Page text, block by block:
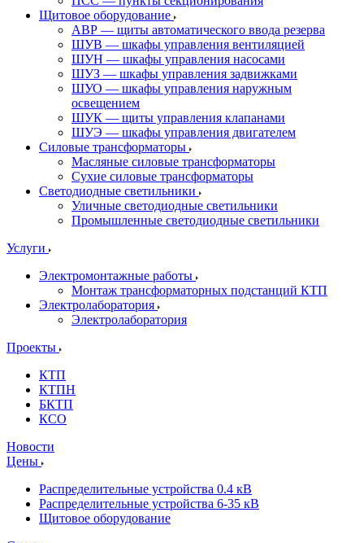
Щитовое оборудование
АВР — щиты автоматического ввода резерва
ШУВ — шкафы управления вентиляцией
ШУН — шкафы управления насосами
ШУЗ — шкафы управления задвижками
ШУО — шкафы управления наружным
освещением
ШУК — щиты управления клапанами
ШУЭ — шкафы управления двигателем
Силовые трансформаторы
Масляные силовые трансформаторы
Сухие силовые трансформаторы
Светодиодные светильники
Уличные светодиодные светильники
Промышленные светодиодные светильники
Услуги
Электромонтажные работы
Монтаж трансформаторных подстанций КТП
Электролаборатория
Электролаборатория
Проекты
КТП
КТПН
БКТП
КСО
Новости
Цены
Распределительные устройства 0.4 кВ
Распределительные устройства 6-35 кВ
Щитовое оборудование